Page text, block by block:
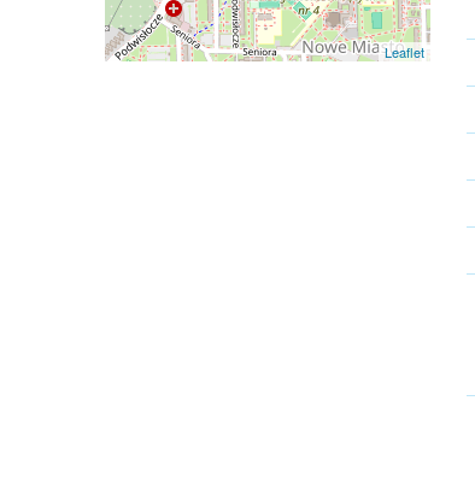
Leaflet